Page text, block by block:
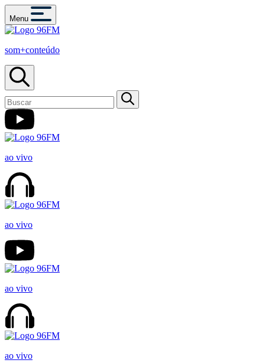
Menu
som+conteúdo
ao vivo
ao vivo
ao vivo
ao vivo